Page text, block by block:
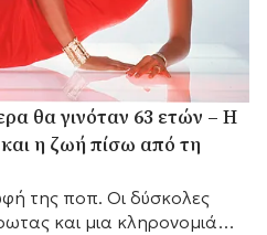
θα γινόταν 63 ετών – Η
η ζωή πίσω από τη
της ποπ. Οι δύσκολες
και μια κληρονομιά